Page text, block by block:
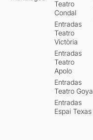
Teatro
Condal
Entradas
Teatro
Victòria
Entradas
Teatro
Apolo
Entradas
Teatro Goya
Entradas
Espai Texas